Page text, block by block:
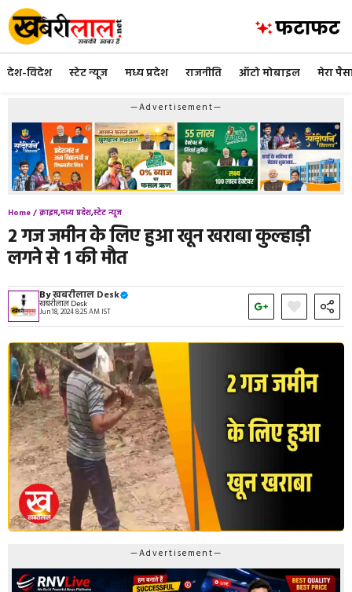
Skip
to
content
देश-विदेश स्टेट न्यूज मध्य प्रदेश राजनीति ऑटो मोबाइल मेरा
—Advertisement—
Home /क्राइम,मध्य प्रदेश,स्टेट न्यूज
2 गज जमीन के लिए हुआ खून खराबा कुल्हाड़ी
लगने से 1 की मौत
Byखबरीलाल Desk
खबरीलाल Desk
Jun 18, 2024 8:25 AM IST
—Advertisement—